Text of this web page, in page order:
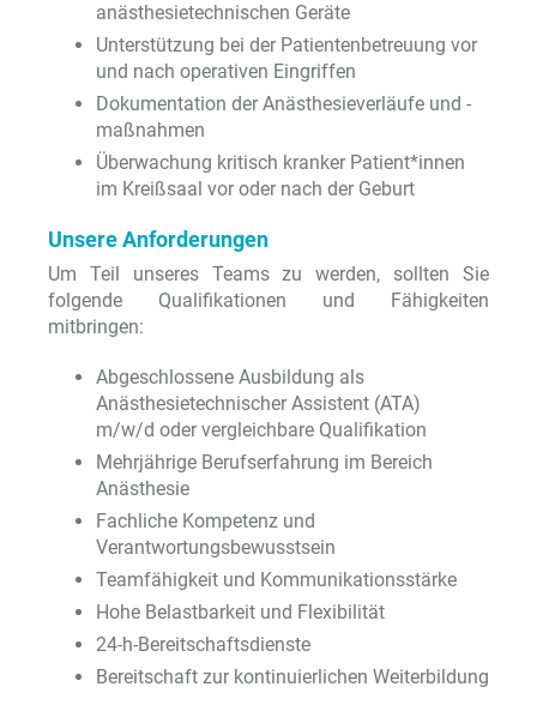
anästhesietechnischen Geräte
Unterstützung bei der Patientenbetreuung vor
und nach operativen Eingriffen
Dokumentation der Anästhesieverläufe und -
maßnahmen
Überwachung kritisch kranker Patient*innen
im Kreißsaal vor oder nach der Geburt
Unsere Anforderungen
Um Teil unseres Teams zu werden, sollten Sie
folgende Qualifikationen und Fähigkeiten
mitbringen:
Abgeschlossene Ausbildung als
Anästhesietechnischer Assistent (ATA)
m/w/d oder vergleichbare Qualifikation
Mehrjährige Berufserfahrung im Bereich
Anästhesie
Fachliche Kompetenz und
Verantwortungsbewusstsein
Teamfähigkeit und Kommunikationsstärke
Hohe Belastbarkeit und Flexibilität
24-h-Bereitschaftsdienste
Bereitschaft zur kontinuierlichen Weiterbildung